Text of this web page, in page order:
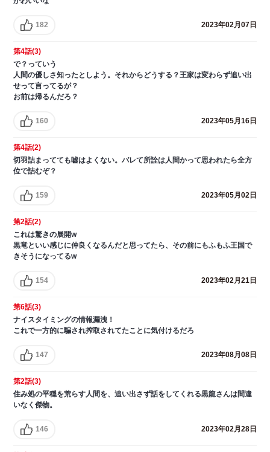
182 2023年02月07日
第4話(3)
で？っていう
人間の優しさ知ったとしよう。それからどうする？王家は変わらず追い出
せって言ってるが？
お前は帰るんだろ？
160 2023年05月16日
第4話(2)
切羽詰まってても嘘はよくない。バレて所詮は人間かって思われたら全方
位で詰むぞ？
159 2023年05月02日
第2話(2)
これは驚きの展開w
黒竜といい感じに仲良くなるんだと思ってたら、その前にもふもふ王国で
きそうになってるw
154 2023年02月21日
第6話(3)
ナイスタイミングの情報漏洩！
これで一方的に騙され搾取されてたことに気付けるだろ
147 2023年08月08日
第2話(3)
住み処の平穏を荒らす人間を、追い出さず話をしてくれる黒龍さんは間違
いなく傑物。
146 2023年02月28日